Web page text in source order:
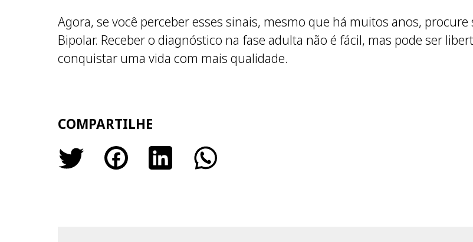
Agora, se você perceber esses sinais, mesmo que há muitos anos,
Bipolar. Receber o diagnóstico na fase adulta não é fácil, mas pode ser
conquistar uma vida com mais qualidade.
COMPARTILHE